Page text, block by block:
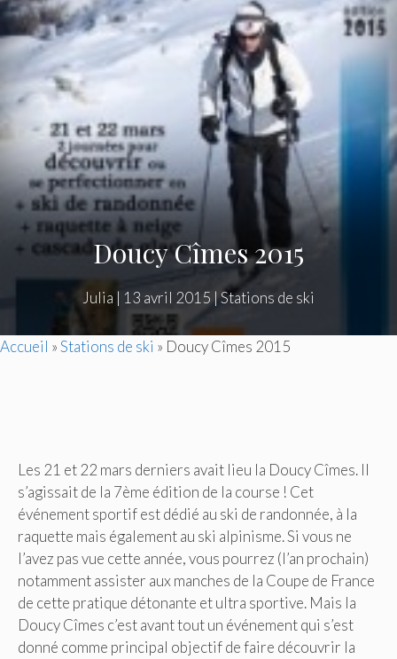
Doucy Cîmes 2015
Julia | 13 avril 2015 |Stations de ski
Accueil »Stations de ski » Doucy Cîmes 2015
Les 21 et 22 mars derniers avait lieu la Doucy Cîmes. Il
s’agissait de la 7ème édition de la course ! Cet
événement sportif est dédié au ski de randonnée, à la
raquette mais également au ski alpinisme. Si vous ne
l’avez pas vue cette année, vous pourrez (l’an prochain)
notamment assister aux manches de la Coupe de France
de cette pratique détonante et ultra sportive. Mais la
Doucy Cîmes c’est avant tout un événement qui s’est
donné comme principal objectif de faire découvrir la